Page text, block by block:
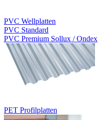
PVC Wellplatten
PVC Standard
PVC Premium Sollux / Ondex
PET Profilplatten